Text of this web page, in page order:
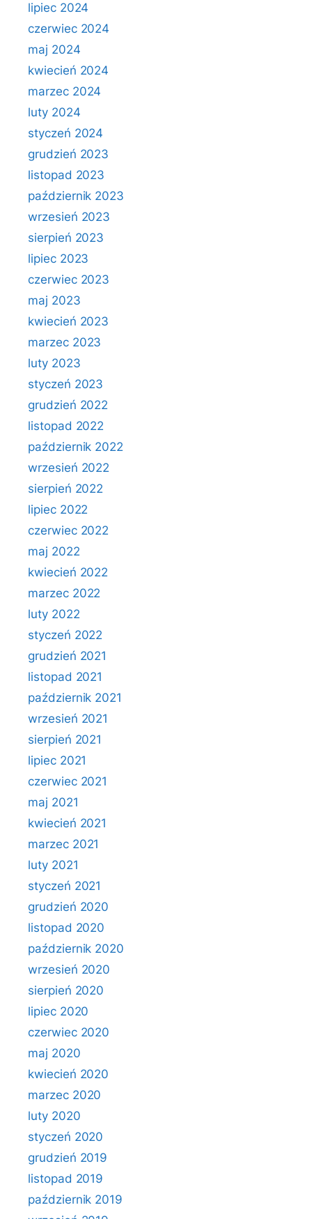
lipiec 2024
czerwiec 2024
maj 2024
kwiecień 2024
marzec 2024
luty 2024
styczeń 2024
grudzień 2023
listopad 2023
październik 2023
wrzesień 2023
sierpień 2023
lipiec 2023
czerwiec 2023
maj 2023
kwiecień 2023
marzec 2023
luty 2023
styczeń 2023
grudzień 2022
listopad 2022
październik 2022
wrzesień 2022
sierpień 2022
lipiec 2022
czerwiec 2022
maj 2022
kwiecień 2022
marzec 2022
luty 2022
styczeń 2022
grudzień 2021
listopad 2021
październik 2021
wrzesień 2021
sierpień 2021
lipiec 2021
czerwiec 2021
maj 2021
kwiecień 2021
marzec 2021
luty 2021
styczeń 2021
grudzień 2020
listopad 2020
październik 2020
wrzesień 2020
sierpień 2020
lipiec 2020
czerwiec 2020
maj 2020
kwiecień 2020
marzec 2020
luty 2020
styczeń 2020
grudzień 2019
listopad 2019
październik 2019